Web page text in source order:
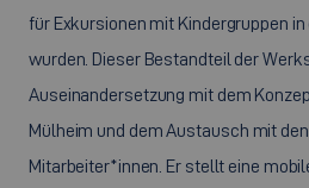
für Exkursionen mit Kindergruppen
wurden. Dieser Bestandteil der
Auseinandersetzung mit dem
Mülheim und dem Austausch mit
Mitarbeiter*innen. Er stellt eine